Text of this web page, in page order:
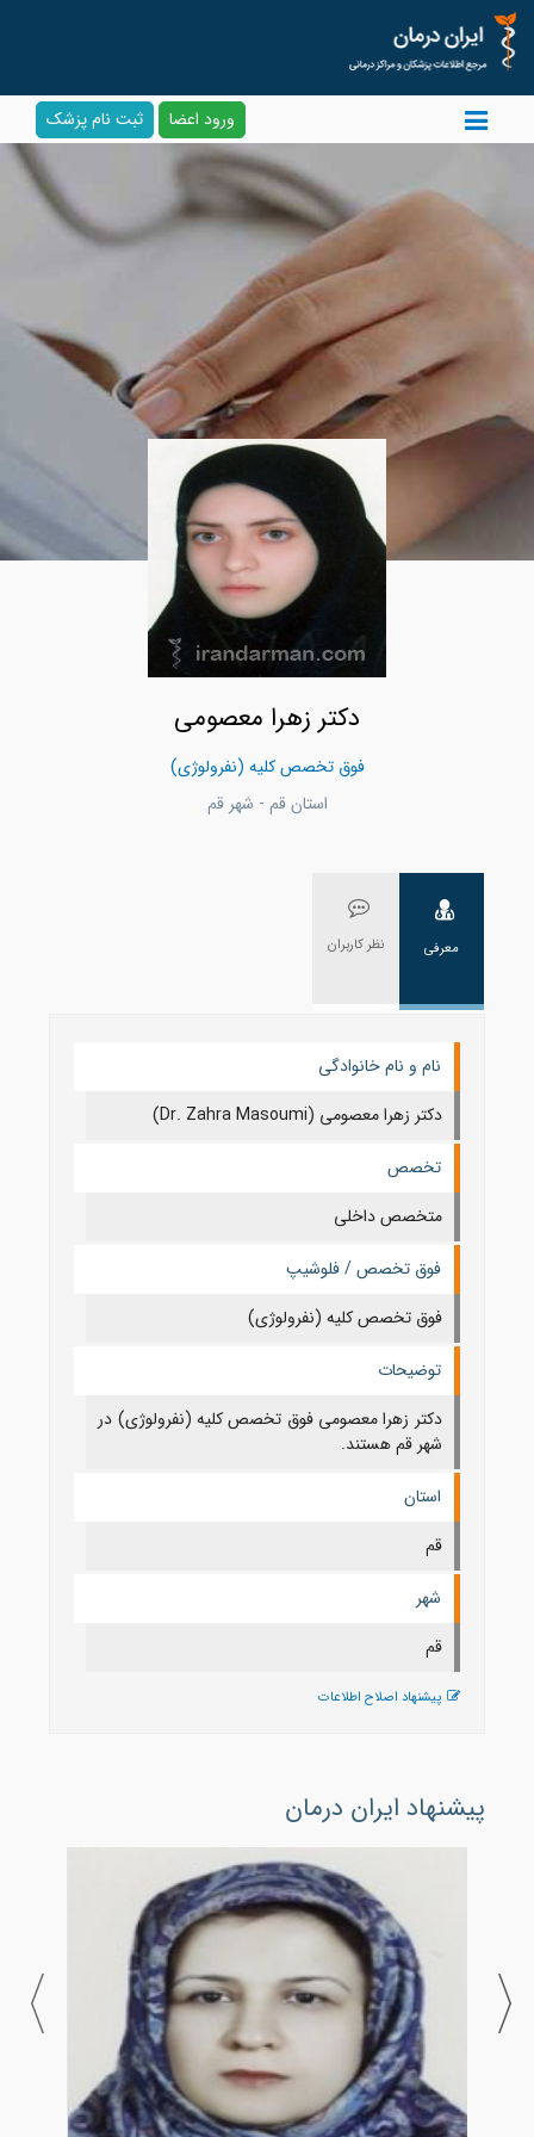
ورود اعضا ثبت نام پزشک
دکتر زهرا معصومی
فوق تخصص کلیه (نفرولوژی)
استان قم - شهر قم
معرفی نظر کاربران
نام و نام خانوادگی
دکتر زهرا معصومی (Dr. Zahra Masoumi)
تخصص
متخصص داخلی
فوق تخصص / فلوشیپ
فوق تخصص کلیه (نفرولوژی)
توضیحات
دکتر زهرا معصومی فوق تخصص کلیه (نفرولوژی) در
شهر قم هستند.
استان
قم
شهر
قم
پیشنهاد اصلاح اطلاعات
پیشنهاد ایران درمان